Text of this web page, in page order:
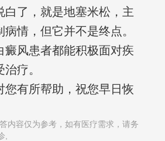
白了，就是地塞米松，主
情，但它并不是终点。
癜风患者都能积极面对疾
疗。
您有所帮助，祝您早日恢
内容仅为参考，如有医疗需求，请务
,